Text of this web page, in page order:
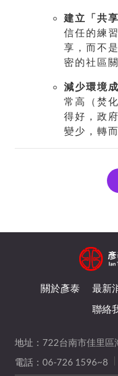
建立「共
信任的練
享，而不
密的社區關
減少環境成
常高（焚
得好，政
變少，轉
關於彥泰 最新
聯絡
地址： 722台南市佳里區
電話： 06-726 1596~8